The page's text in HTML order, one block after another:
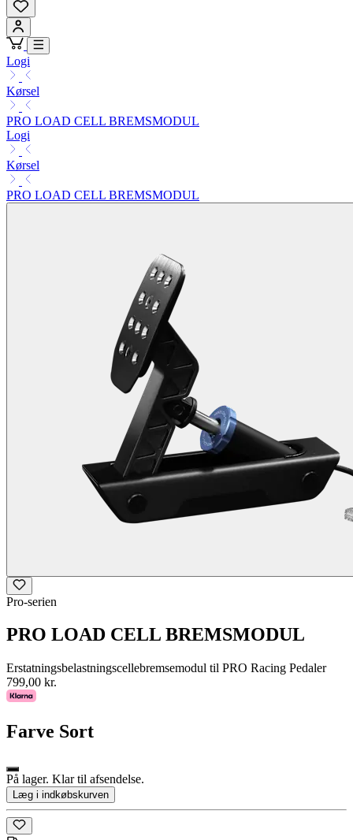
Logi
Kørsel
PRO LOAD CELL BREMSMODUL
Logi
Kørsel
PRO LOAD CELL BREMSMODUL
Pro-serien
PRO LOAD CELL BREMSMODUL
Erstatningsbelastningscellebremsemodul til PRO Racing Pedaler
799,00 kr.
Farve Sort
På lager. Klar til afsendelse.
Læg i indkøbskurven